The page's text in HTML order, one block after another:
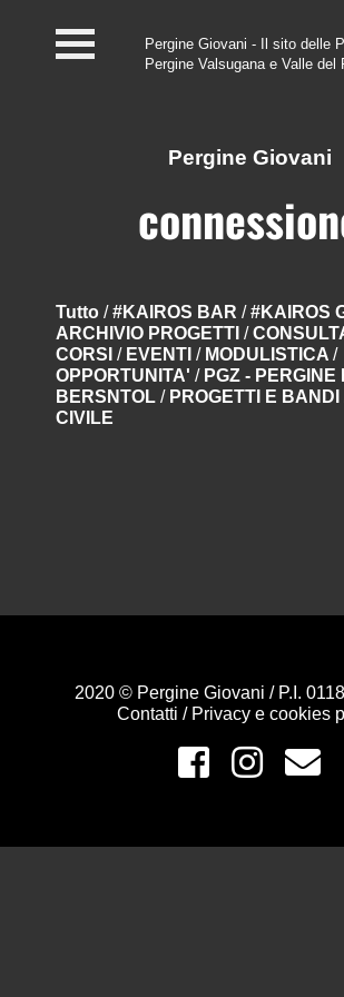
#InfoPoint
Eventi e News
Contatti
Pergine Giovani - Il sito delle
Pergine Valsugana e Valle del
Pergine Giovani
Tutto /#KAIROS BAR /#KAIROS
ARCHIVIO PROGETTI /
CORSI / EVENTI / MODULISTICA /
OPPORTUNITA' / PGZ - PERGINE
BERSNTOL / PROGETTI E BANDI
CIVILE
2020 © Pergine Giovani / P.I.
Contatti / Privacy e cookies